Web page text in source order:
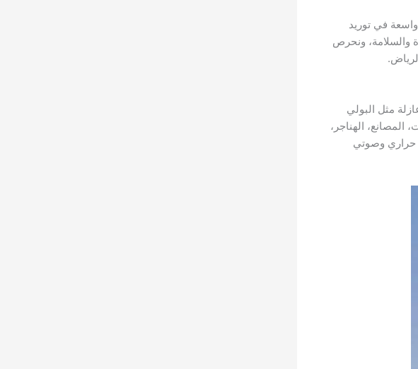
في توريد
والسلامة، ونحرص
مثل البولي
الهناجر،
حراري وصوتي